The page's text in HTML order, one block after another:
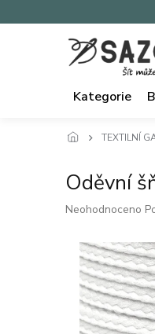
na
Kategorie
TEXTILNÍ
Oděvní
Průměrné
produktu
0,0
hvězdiček.
Neohodnoceno